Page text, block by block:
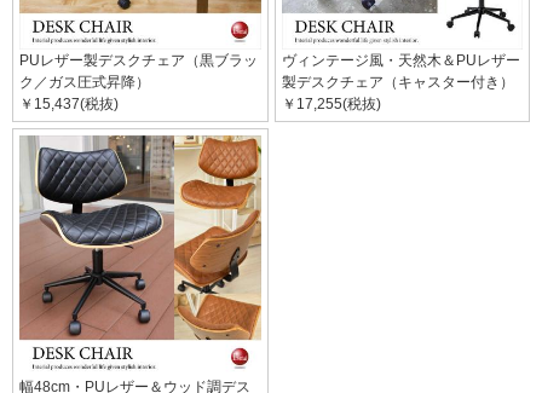
PUレザー製デスクチェア（黒ブラッ
ク／ガス圧式昇降）
￥15,437(税抜)
ヴィンテージ風・天然木＆PUレザー
製デスクチェア（キャスター付き）
￥17,255(税抜)
幅48cm・PUレザー＆ウッド調デス